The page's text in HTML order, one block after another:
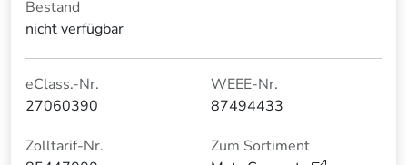
Bestand
nicht verfügbar
eClass.-Nr.
27060390
WEEE-Nr.
87494433
Zolltarif-Nr.
Zum Sortiment